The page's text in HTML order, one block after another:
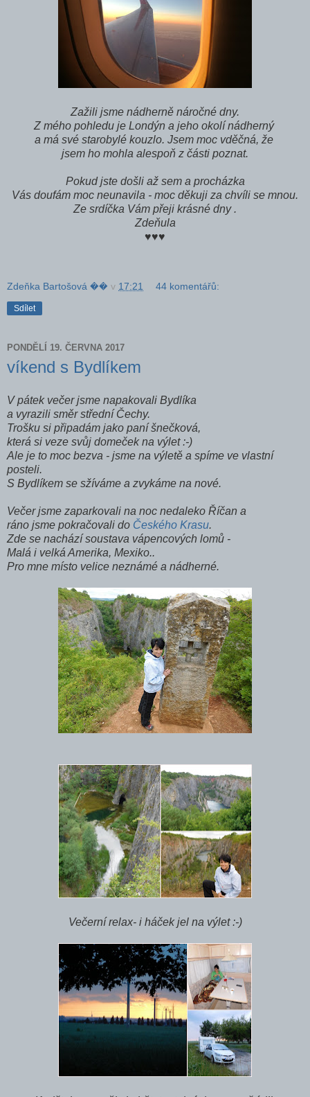
Zažili jsme nádherně náročné dny.
Z mého pohledu je Londýn a jeho okolí nádherný
a má své starobylé kouzlo. Jsem moc vděčná, že
jsem ho mohla alespoň z části poznat.
Pokud jste došli až sem a procházka
Vás doufám moc neunavila - moc děkuji za chvíli se mnou.
Ze srdíčka Vám přeji krásné dny .
Zdeňula
♥♥♥
Zdeňka Bartošová �� v 17:21 44 komentářů:
Sdílet
PONDĚLÍ 19. ČERVNA 2017
víkend s Bydlíkem
V pátek večer jsme napakovali Bydlíka
a vyrazili směr střední Čechy.
Trošku si připadám jako paní šnečková,
která si veze svůj domeček na výlet :-)
Ale je to moc bezva - jsme na výletě a spíme ve vlastní
posteli.
S Bydlíkem se sžíváme a zvykáme na nové.
Večer jsme zaparkovali na noc nedaleko Říčan a
ráno jsme pokračovali do Českého Krasu.
Zde se nachází soustava vápencových lomů -
Malá i velká Amerika, Mexiko..
Pro mne místo velice neznámé a nádherné.
Večerní relax- i háček jel na výlet :-)